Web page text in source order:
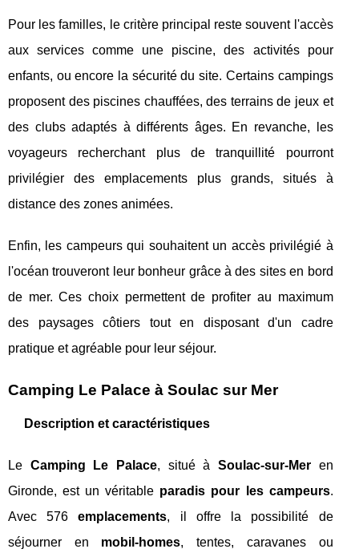
Pour les familles, le critère principal reste souvent l'accès
aux services comme une piscine, des activités pour
enfants, ou encore la sécurité du site. Certains campings
proposent des piscines chauffées, des terrains de jeux et
des clubs adaptés à différents âges. En revanche, les
voyageurs recherchant plus de tranquillité pourront
privilégier des emplacements plus grands, situés à
distance des zones animées.
Enfin, les campeurs qui souhaitent un accès privilégié à
l'océan trouveront leur bonheur grâce à des sites en bord
de mer. Ces choix permettent de profiter au maximum
des paysages côtiers tout en disposant d'un cadre
pratique et agréable pour leur séjour.
Camping Le Palace à Soulac sur Mer
Description et caractéristiques
Le Camping Le Palace, situé à Soulac-sur-Meren
Gironde, est un véritable paradis pour les campeurs.
Avec 576emplacements, il offre la possibilité de
séjourner en mobil-homes, tentes, caravanes ou